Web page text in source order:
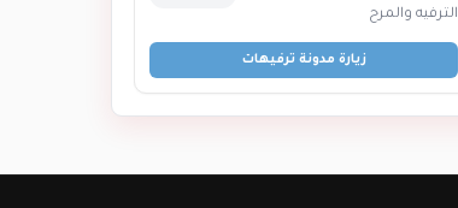
الترفيه والمرح
زيارة مدونة ترفيهات